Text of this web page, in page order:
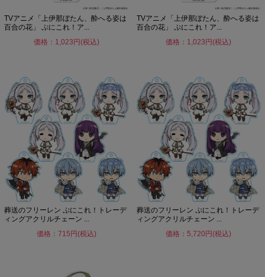
TVアニメ「上伊那ぼたん、酔へる姿は
百合の花」 ぷにこれ！ア...
価格：1,023円(税込)
TVアニメ「上伊那ぼたん、酔へる姿は
百合の花」 ぷにこれ！ア...
価格：1,023円(税込)
葬送のフリーレン ぷにこれ！トレーデ
ィングアクリルチェーン ...
価格：715円(税込)
葬送のフリーレン ぷにこれ！トレーデ
ィングアクリルチェーン ...
価格：5,720円(税込)